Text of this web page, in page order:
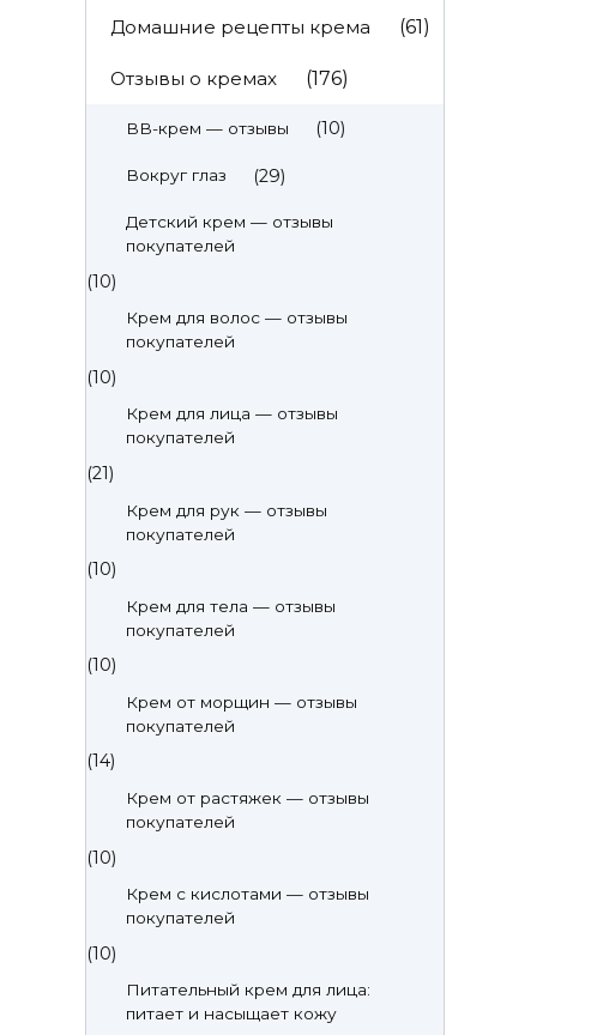
Домашние рецепты крема (61)
Отзывы о кремах (176)
BB-крем — отзывы (10)
Вокруг глаз (29)
Детский крем — отзывы
покупателей
(10)
Крем для волос — отзывы
покупателей
(10)
Крем для лица — отзывы
покупателей
(21)
Крем для рук — отзывы
покупателей
(10)
Крем для тела — отзывы
покупателей
(10)
Крем от морщин — отзывы
покупателей
(14)
Крем от растяжек — отзывы
покупателей
(10)
Крем с кислотами — отзывы
покупателей
(10)
Питательный крем для лица:
питает и насыщает кожу